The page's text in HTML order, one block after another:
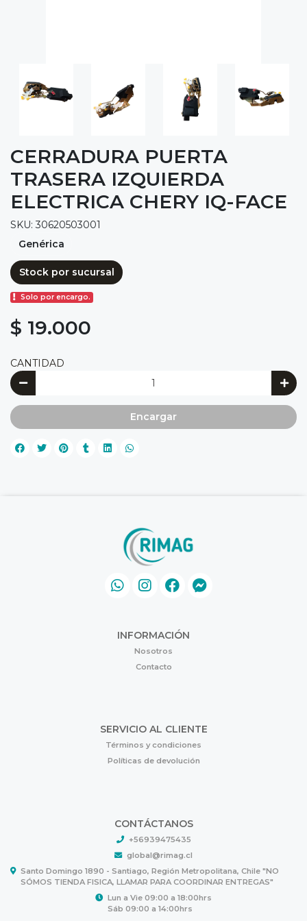
CERRADURA PUERTA
TRASERA IZQUIERDA
ELECTRICA CHERY IQ-FACE
SKU: 30620503001
Genérica
Stock por sucursal
Solo por encargo.
$ 19.000
CANTIDAD
Encargar
INFORMACIÓN
Nosotros
Contacto
SERVICIO AL CLIENTE
Términos y condiciones
Políticas de devolución
CONTÁCTANOS
+56939475435
global@rimag.cl
Santo Domingo 1890 - Santiago, Región Metropolitana, Chile "NO
SÓMOS TIENDA FISICA, LLAMAR PARA COORDINAR ENTREGAS"
Lun a Vie 09:00 a 18:00hrs
Sáb 09:00 a 14:00hrs